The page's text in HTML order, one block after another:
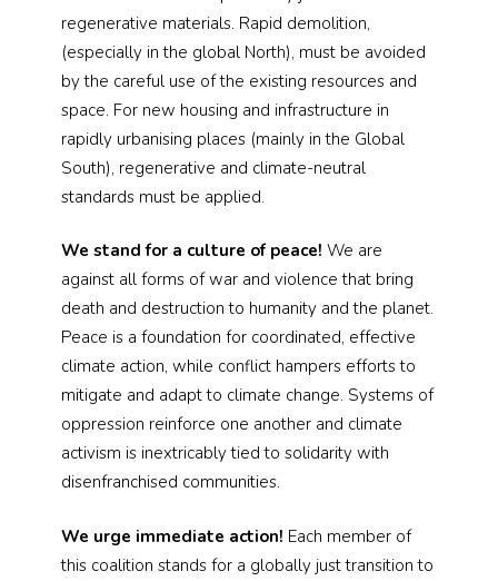
regenerative materials. Rapid demolition,
(especially in the global North), must be avoided
by the careful use of the existing resources and
space. For new housing and infrastructure in
rapidly urbanising places (mainly in the Global
South), regenerative and climate-neutral
standards must be applied.
We stand for a culture of peace! We are
against all forms of war and violence that bring
death and destruction to humanity and the planet.
Peace is a foundation for coordinated, effective
climate action, while conflict hampers efforts to
mitigate and adapt to climate change. Systems of
oppression reinforce one another and climate
activism is inextricably tied to solidarity with
disenfranchised communities.
We urge immediate action! Each member of
this coalition stands for a globally just transition to